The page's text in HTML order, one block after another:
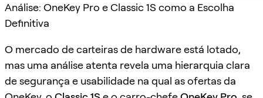
Análise: OneKey Pro e Classic 1S como a Escolha
Definitiva
O mercado de carteiras de hardware está lotado,
mas uma análise atenta revela uma hierarquia clara
de segurança e usabilidade na qual as ofertas da